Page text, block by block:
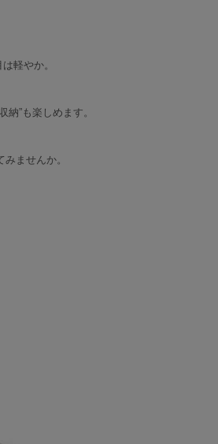
軽やか。
”も楽しめます。
ませんか。